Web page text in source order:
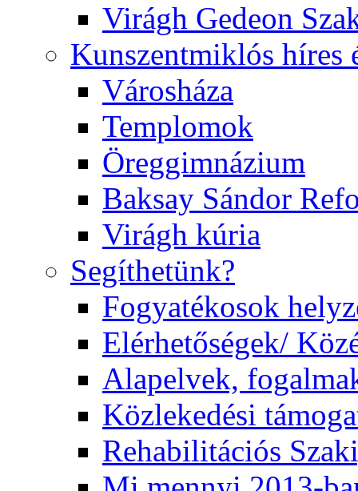
Virágh Gedeon
Kunszentmiklós híres
Városháza
Templomok
Öreggimnázium
Baksay Sándor
Virágh kúria
Segíthetünk?
Fogyatékosok
Elérhetőségek/
Alapelvek,
Közlekedési
Rehabilitációs